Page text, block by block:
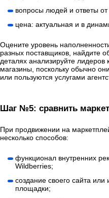
вопросы людей и ответы от
цена: актуальная и в
Оцените уровень
разных поставщиков, найдите
деталях анализируйте
магазины, поскольку обычно
или пользуются услугами
Шаг №5: сравнить
При продвижении на
несколько способов:
функционал внутренних
Wildberries;
создание своего сайта
площадки;